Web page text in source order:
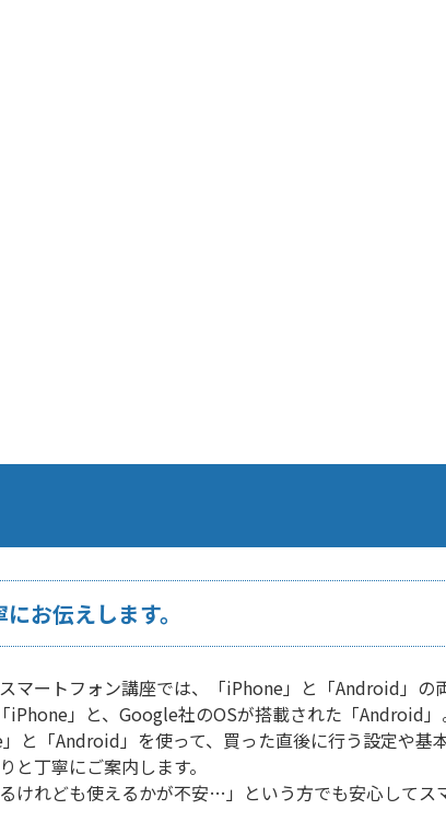
お伝えします。
マートフォン講座では、「iPhone」と「Android」の
iPhone」と、Google社のOSが搭載された「Android
と「Android」を使って、買った直後に行う設定や基
と丁寧にご案内します。
るけれども使えるかが不安…」という方でも安心してス